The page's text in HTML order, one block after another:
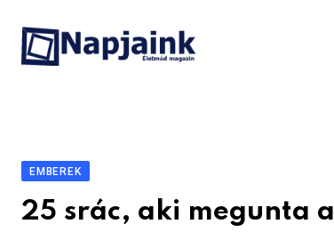
content
EMBEREK
25 srác, aki megunta